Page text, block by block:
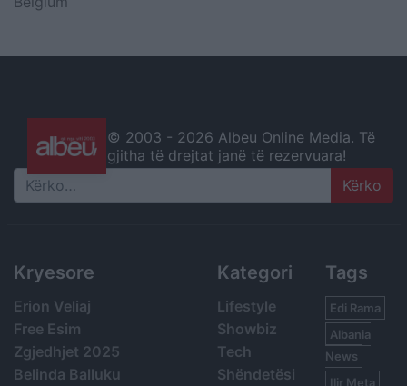
© 2003 - 2026 Albeu Online Media. Të
gjitha të drejtat janë të rezervuara!
Search
Kryesore
Erion Veliaj
Free Esim
Zgjedhjet 2025
Belinda Balluku
Kategori
Lifestyle
Showbiz
Tech
Shëndetësi
Tags
Edi Rama
Albania
News
Ilir Meta